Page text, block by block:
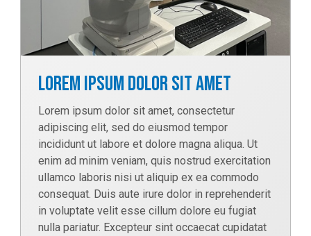
Lorem ipsum dolor sit amet
Lorem ipsum dolor sit amet, consectetur
adipiscing elit, sed do eiusmod tempor
incididunt ut labore et dolore magna aliqua. Ut
enim ad minim veniam, quis nostrud exercitation
ullamco laboris nisi ut aliquip ex ea commodo
consequat. Duis aute irure dolor in reprehenderit
in voluptate velit esse cillum dolore eu fugiat
nulla pariatur. Excepteur sint occaecat cupidatat